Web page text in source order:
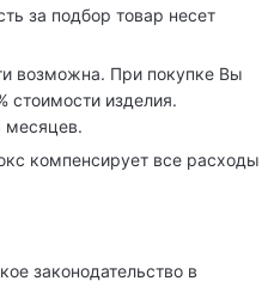
за подбор товар несет
возможна. При покупке Вы
стоимости изделия.
месяцев.
компенсирует все расходы
законодательство в